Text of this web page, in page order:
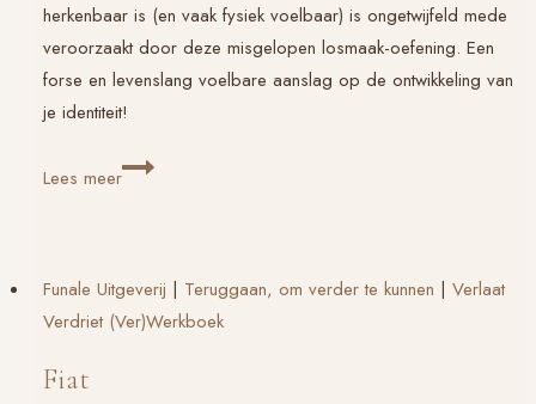
herkenbaar is (en vaak fysiek voelbaar) is ongetwijfeld mede
veroorzaakt door deze misgelopen losmaak-oefening. Een
forse en levenslang voelbare aanslag op de ontwikkeling van
je identiteit!
Lees meerMisgelopen:
Funale Uitgeverij | Teruggaan, om verder te kunnen | Verlaat
Verdriet (Ver)Werkboek
Fiat